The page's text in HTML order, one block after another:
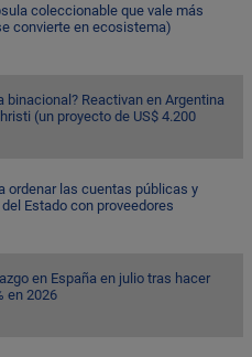
coleccionable que vale más
convierte en ecosistema)
binacional? Reactivan en Argentina
(un proyecto de US$ 4.200
ordenar las cuentas públicas y
Estado con proveedores
en España en julio tras hacer
en 2026